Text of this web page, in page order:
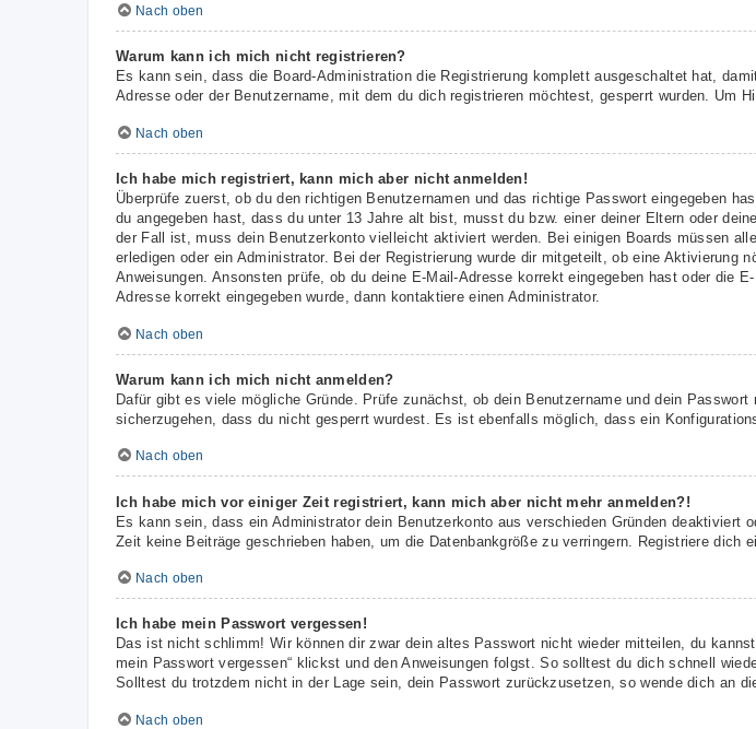
Nach oben
Warum kann ich mich nicht registrieren?
Es kann sein, dass die Board-Administration die Registrierung komplett ausgeschaltet hat,
Adresse oder der Benutzername, mit dem du dich registrieren möchtest, gesperrt wurden. Um
Nach oben
Ich habe mich registriert, kann mich aber nicht anmelden!
Überprüfe zuerst, ob du den richtigen Benutzernamen und das richtige Passwort eingegeben
du angegeben hast, dass du unter 13 Jahre alt bist, musst du bzw. einer deiner Eltern oder
der Fall ist, muss dein Benutzerkonto vielleicht aktiviert werden. Bei einigen Boards müssen
erledigen oder ein Administrator. Bei der Registrierung wurde dir mitgeteilt, ob eine
Anweisungen. Ansonsten prüfe, ob du deine E-Mail-Adresse korrekt eingegeben hast oder die
Adresse korrekt eingegeben wurde, dann kontaktiere einen Administrator.
Nach oben
Warum kann ich mich nicht anmelden?
Dafür gibt es viele mögliche Gründe. Prüfe zunächst, ob dein Benutzername und dein
sicherzugehen, dass du nicht gesperrt wurdest. Es ist ebenfalls möglich, dass ein
Nach oben
Ich habe mich vor einiger Zeit registriert, kann mich aber nicht mehr anmelden?!
Es kann sein, dass ein Administrator dein Benutzerkonto aus verschieden Gründen
Zeit keine Beiträge geschrieben haben, um die Datenbankgröße zu verringern. Registriere dich
Nach oben
Ich habe mein Passwort vergessen!
Das ist nicht schlimm! Wir können dir zwar dein altes Passwort nicht wieder mitteilen, du
mein Passwort vergessen“ klickst und den Anweisungen folgst. So solltest du dich schnell
Solltest du trotzdem nicht in der Lage sein, dein Passwort zurückzusetzen, so wende dich an
Nach oben